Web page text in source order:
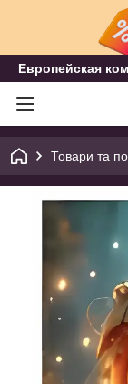
Европейская
Товари та